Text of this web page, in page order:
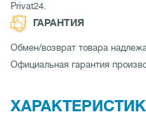
Privat24.
ГАРАНТИЯ
Обмен/возврат товара
Официальная гарантия